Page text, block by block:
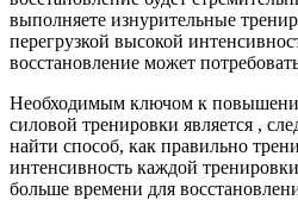
выполняете изнурительные
перегрузкой высокой
восстановление может
Необходимым ключом к
силовой тренировки является ,
найти способ, как правильно
интенсивность каждой
больше времени для